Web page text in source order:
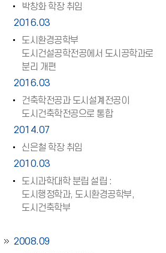
박창화 학장 취임
2016.03
도시환경공학부
도시건설공학전공에서 도시공학과로
분리 개편
2016.03
건축학전공과 도시설계전공이
도시건축학전공으로 통합
2014.07
신은철 학장 취임
2010.03
도시과학대학 분립 설립 :
도시행정학과, 도시환경공학부,
도시건축학부
2008.09